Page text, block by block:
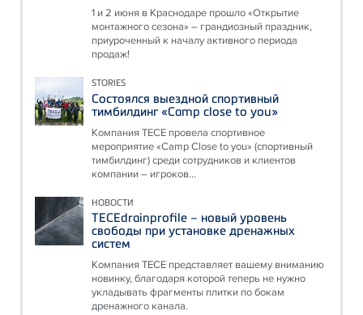
1 и 2 июня в Краснодаре прошло «Открытие
монтажного сезона» – грандиозный праздник,
приуроченный к началу активного периода
продаж!
STORIES
Состоялся выездной спортивный
тимбилдинг «Camp close to you»
Компания ТЕСЕ провела спортивное
мероприятие «Camp Close to you» (спортивный
тимбилдинг) среди сотрудников и клиентов
компании – игроков...
НОВОСТИ
TECEdrainprofile – новый уровень
свободы при установке дренажных
систем
Компания ТЕСЕ представляет вашему вниманию
новинку, благодаря которой теперь не нужно
укладывать фрагменты плитки по бокам
дренажного канала.